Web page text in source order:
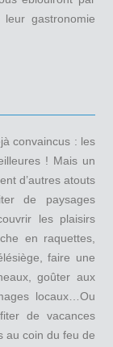
gastronomie
convaincus : les
! Mais un
d’autres atouts
de paysages
les plaisirs
en raquettes,
faire une
goûter aux
locaux…Ou
de vacances
au coin du feu de